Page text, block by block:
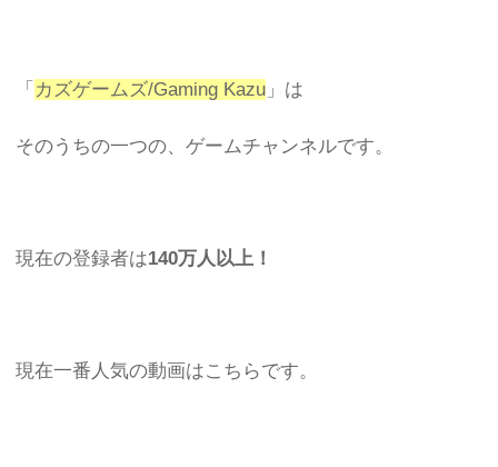
「 カズゲームズ/Gaming Kazu 」は
そのうちの一つの、ゲームチャンネルです。
現在の登録者は140万人以上！
現在一番人気の動画はこちらです。